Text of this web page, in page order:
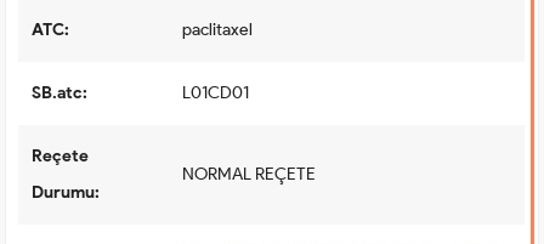
ATC: paclitaxel
SB.atc: L01CD01
Reçete
Durumu:
NORMAL REÇETE